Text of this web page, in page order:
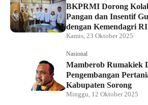
BKPRMI Dorong
Pangan dan Insentif
dengan Kemendagri RI
Kamis, 23 Oktober 2025
Nasional
Mamberob Rumakiek
Pengembangan
Kabupaten Sorong
Minggu, 12 Oktober 2025